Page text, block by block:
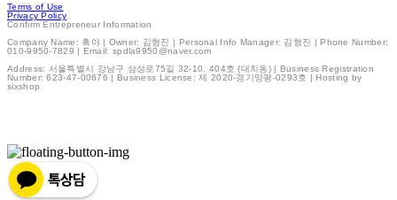
Terms of Use
Privacy Policy
Confirm Entrepreneur Information
Company Name: 흑야 | Owner: 김형진 | Personal Info Manager: 김형진 | Phone Number:
010-9950-7829 | Email: spdla9950@naver.com
Address: 서울특별시 강남구 삼성로75길 32-10, 404호 (대치동) | Business Registration
Number:623-47-00676 | Business License:제 2020-경기양평-0293호 | Hosting by
sixshop